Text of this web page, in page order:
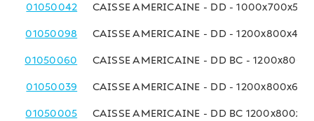
01050042 CAISSE AMERICAINE - DD -
01050098 CAISSE AMERICAINE - DD -
01050060 CAISSE AMERICAINE - DD BC -
01050039 CAISSE AMERICAINE - DD -
01050005 CAISSE AMERICAINE - DD BC